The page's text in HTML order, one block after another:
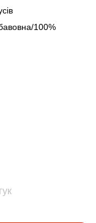
100%